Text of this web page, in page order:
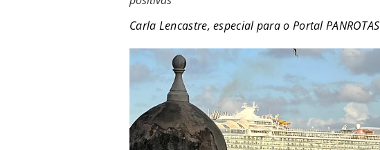
Carla Lencastre, especial para o Portal PANROTAS